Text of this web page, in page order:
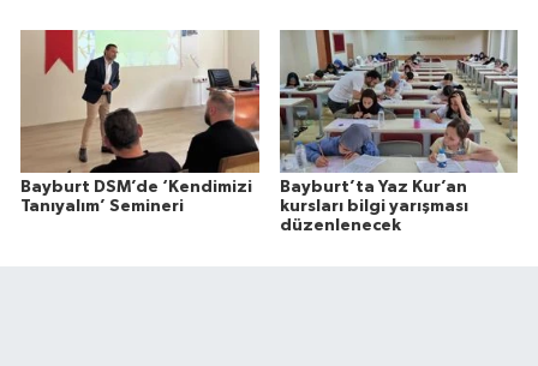
Bayburt DSM’de ‘Kendimizi
Tanıyalım’ Semineri
Bayburt’ta Yaz Kur’an
kursları bilgi yarışması
düzenlenecek